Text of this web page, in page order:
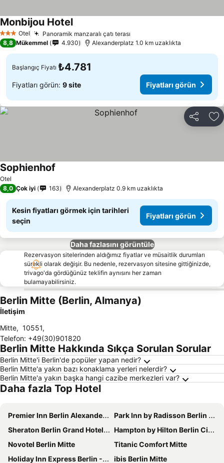
3 YıldızOtel Panoramik manzaralı çatı terası
Monbijou Hotel
8,8 Mükemmel 4.930 Alexanderplatz 1.0 km uzaklıkta
Başlangıç Fiyatı ₺4.781
Fiyatları görün: 9 site Fiyatları görün
Paylaş
Otel
Sophienhof
8,0 Çok iyi 163 Alexanderplatz 0.9 km uzaklıkta
Kesin fiyatları görmek için tarihleri
seçin
Fiyatları görün
Daha fazlasını görüntüle
Rezervasyon sitelerinden aldığımız fiyatlar ve müsaitlik durumları
sürekli olarak değişir. Bu nedenle, rezervasyon sitesine gittiğinizde,
trivago'da gördüğünüz teklifin aynısını her zaman
bulamayabilirsiniz.
Berlin Mitte (Berlin, Almanya)
İletişim
Mitte, 10551,
Telefon: +49(30)901820
Berlin Mitte Hakkında Sıkça Sorulan Sorular
Berlin Mitte'i Berlin'de popüler yapan nedir?
Berlin Mitte'a yakın bazı konaklama yerleri nelerdir?
Berlin Mitte'a yakın başka hangi cazibe merkezleri var?
Daha fazla Top Hotel
Premier Inn Berlin Alexanderplatz hotel
Park Inn by Radisson Berlin Alexanderplatz
Sheraton Berlin Grand Hotel Esplanade
Hampton by Hilton Berlin City Centre Alexanderplatz
Novotel Berlin Mitte
Titanic Comfort Mitte
Holiday Inn Express Berlin - Alexanderplatz By Ihg
ibis Berlin Mitte